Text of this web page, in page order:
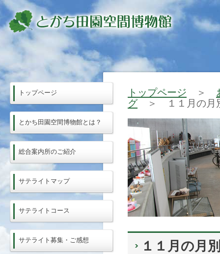
トップページ ＞
グ＞ １１月の月
１１月の月
トップページ
とかち田園空間博物館とは？
総合案内所のご紹介
サテライトマップ
サテライトコース
サテライト募集・ご感想